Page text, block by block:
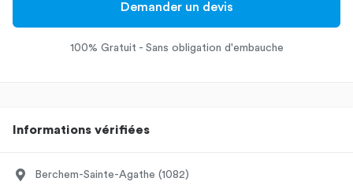
Demander un devis
100% Gratuit - Sans obligation d'embauche
Informations vérifiées
Berchem-Sainte-Agathe (1082)